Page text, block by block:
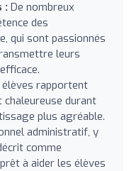
: De nombreux
des
qui sont passionnés
leurs
élèves rapportent
chaleureuse durant
plus agréable.
administratif, y
comme
à aider les élèves